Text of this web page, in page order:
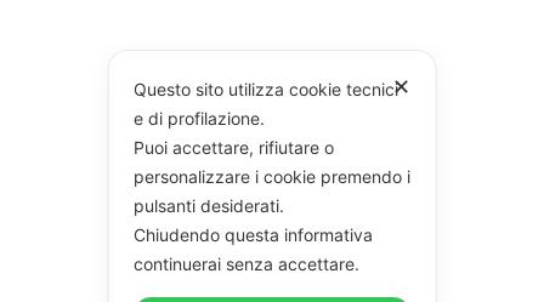
✕
Questo sito utilizza cookie tecnici
e di profilazione.
Puoi accettare, rifiutare o
personalizzare i cookie premendo i
pulsanti desiderati.
Chiudendo questa informativa
continuerai senza accettare.